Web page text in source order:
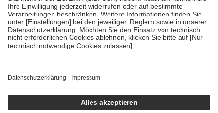
fallenkeine Zuzahlungenan bei:
• Kindern und Jugendlichen bis zum vollendeten 18. Lebensjahr
mit Ausnahme der Fahrkosten
• Untersuchungen zur Vorsorge und Früherkennung, die von der
GKV getragen werden
Einholung von Bewertungen. Trusted Shops hat Maßnahmen
getroffen, um sicherzustellen, dass es sich um echte Bewertungen